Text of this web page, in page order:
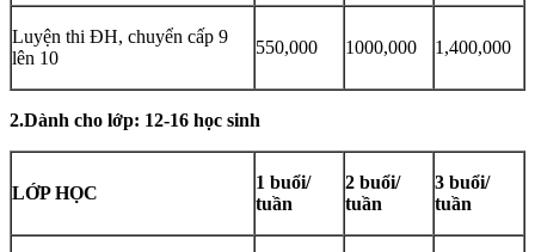
Luyện thi ĐH, chuyển cấp 9
lên 10
550,000 1000,000 1,400,000
2.Dành cho lớp: 12-16 học sinh
LỚP HỌC
1 buổi/
tuần
2 buổi/
tuần
3 buổi/
tuần